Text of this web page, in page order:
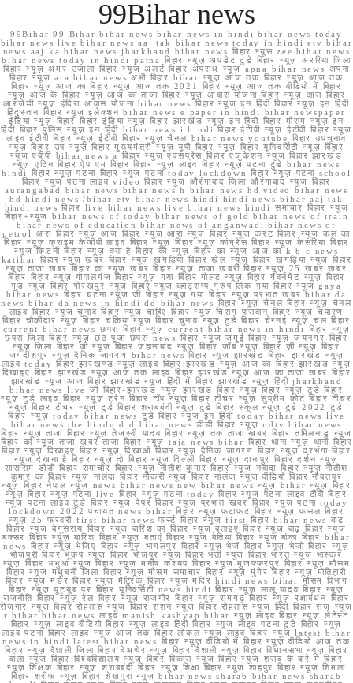
99Bihar news
99Bihar 99 Bihar bihar news bihar news in hindi bihar news today
bihar news live bihar news aaj tak bihar news today in hindi etv bihar
news aaj ka bihar news jharkhand bihar news बिहार न्यूस zee bihar news
bihar news today in hindi patna बिहार न्यूज़ अपडेट टुडे बिहार न्यूज़ अररिया जिला
बिहार न्यूज़ अमर उजाला बिहार न्यूज़ अलर्ट बिहार अपराध न्यूज़ apna bihar news अपना
बिहार न्यूज़ ara bihar news अभी बिहार bihar न्यूज़ आज तक बिहार न्यूज़ आज तक
बिहार न्यूज़ आज का बिहार न्यूज़ आज तक 2021 बिहार न्यूज़ आज तक वीडियो में बिहार
न्यूज़ आज के बिहार न्यूज़ आज का ताजा बिहार न्यूज़ आवास योजना बिहार न्यूज़ आरा बिहार
आरजेडी न्यूज़ इंदिरा आवास योजना bihar news बिहार न्यूज़ इन हिंदी बिहार न्यूज़ इन हिंदी
हिंदुस्तान बिहार न्यूज़ इलेक्शन bihar news e paper in hindi bihar newspaper
इंडिया न्यूज़ बिहार बिहार इंडिया न्यूज़ बिहार झारखंड न्यूज़ इन हिंदी बिहार मौसम न्यूज़ इन
हिंदी बिहार पुलिस न्यूज़ इन हिंदी bihar news i hindi बिहार ईटीवी न्यूज़ ईटीवी बिहार न्यूज़
लाइव ईटीवी बिहार न्यूज़ ईटीवी बिहार न्यूज़ चैनल bihar news youtube बिहार उपचुनाव
न्यूज़ बिहार उप न्यूज़ बिहार मुख्यमंत्री न्यूज़ यूपी बिहार न्यूज़ बिहार यूनिवर्सिटी न्यूज़ बिहार
न्यूज़ एबीपी bihar news a बिहार न्यूज़ एक्सप्रेस बिहार एजुकेशन न्यूज़ बिहार झारखंड
न्यूज़ एटिन बिहार ऐप एम बिहार बिहार न्यूज़ लाइव बिहार न्यूज़ पटना टुडे bihar news
hindi बिहार न्यूज़ पटना बिहार न्यूज़ पटना today lockdown बिहार न्यूज़ पटना school
बिहार न्यूज़ पटना लाइव video बिहार न्यूज़ औरंगाबाद जिला औरंगाबाद न्यूज़ बिहार
aurangabad bihar news bihar news h bihar news hd video bihar news
hd hindi news /bihar etv bihar news hindi hindi news bihar aaj tak
hindi news बिहार live bihar news live bihar news hindi समाचार बिहार न्यूज़
बिहार+न्यूज़ bihar news of today bihar news of gold bihar news of train
bihar news of education bihar news of anganwadi bihar news of
petrol आरा बिहार न्यूज़ आज बिहार न्यूज़ आरा न्यूज़ बिहार न्यूज़ करंट बिहार न्यूज़ कल का
बिहार न्यूज़ क्राइम केजीपी लाइव बिहार न्यूज़ बिहार न्यूज़ कांग्रेस बिहार न्यूज़ केसरिया बिहार
न्यूज़ किडनी बिहार न्यूज़ क्या है बिहार की न्यूज़ बिहार का न्यूज़ आज का k b c news
katihar बिहार न्यूज़ खबर बिहार न्यूज़ खगड़िया बिहार खेल न्यूज़ बिहार खगड़िया न्यूज़ बिहार
न्यूज़ ताजा खबर बिहार का न्यूज़ खबर बिहार न्यूज़ ताजा खबरी बिहार न्यूज़ 25 खबर खबर
बिहार बिहार न्यूज़ गोपालगंज बिहार न्यूज़ गया बिहार गोल्ड न्यूज़ बिहार गवर्नमेंट न्यूज़ बिहार
गुड न्यूज़ बिहार गोरखपुर न्यूज़ बिहार न्यूज़ व्हाट्सप्प ग्रुप लिंक गया बिहार न्यूज़ gaya
bihar news बिहार घटना न्यूज़ जी बिहार न्यूज़ गया बिहार न्यूज़ प्रभात खबर bihar da
news bihar da news in hindi dd bihar news बिहार न्यूज़ चैनल बिहार न्यूज़ चैनल
लाइव बिहार न्यूज़ चुनाव बिहार न्यूज़ चाहिए बिहार न्यूज़ चिराग पासवान बिहार न्यूज़ चंपारण
बिहार चौकीदार न्यूज़ बिहार चकिया न्यूज़ बिहार चुनाव न्यूज़ टुडे बिहार चेन्नई न्यूज़ चल बिहार
current bihar news छपरा बिहार न्यूज़ current bihar news in hindi बिहार न्यूज़
छपरा जिला बिहार न्यूज़ छठ पूजा छपरा news बिहार न्यूज़ जमुई बिहार न्यूज़ जयनगर बिहार
न्यूज़ जिला बिहार जी न्यूज़ बिहार जहानाबाद न्यूज़ बिहार जॉब न्यूज़ बिहार ज़ी न्यूज़ बिहार
जगदीशपुर न्यूज़ दैनिक जागरण bihar news बिहार न्यूज़ झारखंड बिहार-झारखंड न्यूज़
लाइव today बिहार झारखण्ड न्यूज़ लाइव बिहार झारखंड न्यूज़ आज का बिहार झारखंड न्यूज़
दिखाइए बिहार झारखंड न्यूज़ आज तक लाइव बिहार झारखंड न्यूज़ आज का ताजा खबर बिहार
झारखंड न्यूज़ आज बिहार झारखंड न्यूज़ हिंदी में बिहार झारखंड न्यूज़ हिंदी jharkhand
bihar news live जी बिहार-झारखंड न्यूज़ झारखंड बिहार न्यूज़ बिहार न्यूज़ टुडे बिहार
न्यूज़ टुडे लाइव बिहार न्यूज़ ट्रेन बिहार टॉप न्यूज़ बिहार टीचर न्यूज़ सुप्रीम कोर्ट बिहार टीचर
न्यूज़ बिहार टीचर न्यूज़ टुडे बिहार शराबबंदी न्यूज़ टुडे बिहार स्कूल न्यूज़ टुडे 2022 टुडे
बिहार न्यूज़ today bihar news टुडे बिहार न्यूज़ इन हिंदी today bihar news live
bihar news the hindu d d bihar news डीडी बिहार न्यूज़ ndtv bihar news
बिहार न्यूज़ ताजा बिहार न्यूज़ तेजस्वी यादव बिहार न्यूज़ तक ताजा खबर बिहार तमिलनाडु न्यूज़
बिहार का न्यूज़ ताजा खबर ताजा बिहार न्यूज़ taja news bihar बिहार थाना न्यूज़ थाना बिहार
बिहार न्यूज़ दिखाइए बिहार न्यूज़ दिखाओ बिहार न्यूज़ दैनिक जागरण बिहार न्यूज़ दरभंगा बिहार
न्यूज़ देखना है बिहार न्यूज़ दो बिहार न्यूज़ दिल्ली बिहार न्यूज़ दानापुर बिहार दर्शन न्यूज़
सासाराम डीडी बिहार समाचार बिहार न्यूज़ नीतीश कुमार बिहार न्यूज़ नवादा बिहार न्यूज़ नीतीश
कुमार का बिहार न्यूज़ नालंदा बिहार नौकरी न्यूज़ बिहार नालंदा न्यूज़ वीडियो बिहार नौबतपुर
न्यूज़ बिहार नेपाल न्यूज़ news bihar news new bihar news न्यूज़ bihar न्यूज़ बिहार
न्यूज़ बिहार न्यूज़ पटना live बिहार न्यूज़ पटना today बिहार न्यूज़ पटना लाइव टीवी बिहार
न्यूज़ पटना लाइव टुडे बिहार न्यूज़ पेपर बिहार न्यूज़ प्रभात खबर बिहार न्यूज़ पटना today
lockdown 2022 पंचायत news bihar बिहार न्यूज़ फटाफट बिहार न्यूज़ फसल बिहार
न्यूज़ 25 फरवरी first bihar news फर्स्ट बिहार न्यूज़ first बिहार bihar news बाढ़
बिहार न्यूज़ बेगूसराय बिहार न्यूज़ बारिश का बिहार न्यूज़ बताइए बिहार न्यूज़ बाढ़ बिहार न्यूज़
बक्सर बिहार न्यूज़ बारिश बिहार न्यूज़ बताएं बिहार न्यूज़ बेतिया बिहार न्यूज़ बांका बिहार bihar
news बिहार न्यूज़ भेजिए बिहार न्यूज़ भागलपुर बिहार न्यूज़ भेजें बिहार न्यूज़ भेजो बिहार न्यूज़
भोजपुरी बिहार भूकंप न्यूज़ बिहार भोजपुर न्यूज़ बिहार भर्ती न्यूज़ बिहार भारत न्यूज़ भास्कर
न्यूज़ बिहार भभुआ न्यूज़ बिहार न्यूज़ मनीष कश्यप बिहार न्यूज़ मुजफ्फरपुर बिहार न्यूज़ मौसम
बिहार न्यूज़ मधुबनी जिला बिहार न्यूज़ मौसम समाचार बिहार न्यूज़ मुंगेर बिहार न्यूज़ मोतिहारी
बिहार न्यूज़ मर्डर बिहार न्यूज़ मैट्रिक बिहार न्यूज़ मंदिर hindi news bihar मौसम विभाग
बिहार न्यूज़ यूट्यूब पर बिहार यूनिवर्सिटी news hindi बिहार न्यूज़ लालू यादव बिहार न्यूज़
राजनीति बिहार न्यूज़ रेल बिहार न्यूज़ राजगीर बिहार न्यूज़ रामगढ़ बिहार न्यूज़ रक्षाबंधन बिहार
रोजगार न्यूज़ बिहार रोहतास न्यूज़ बिहार राशन न्यूज़ बिहार रोहतास न्यूज़ हिंदी बिहार राज न्यूज़
r bihar bihar news लाइव manish kashyap bihar न्यूज़ लाइव बिहार न्यूज़ लेटेस्ट
बिहार न्यूज़ लाइव वीडियो बिहार न्यूज़ लाइव हिंदी बिहार न्यूज़ लाइव पटना टुडे बिहार न्यूज़
लाइव पटना बिहार लाइव न्यूज़ आज तक बिहार लोकल न्यूज़ लाइव बिहार न्यूज़ latest bihar
news in hindi latest bihar news बिहार न्यूज़ वीडियो में बिहार न्यूज़ वीडियो आज तक
बिहार न्यूज़ वैशाली जिला बिहार वेअथेर न्यूज़ बिहार वैशाली न्यूज़ बिहार विधानसभा न्यूज़ बिहार
वाला न्यूज़ बिहार विश्वविद्यालय न्यूज़ बिहार विकास न्यूज़ बिहार न्यूज़ शराब के बारे में बिहार
न्यूज़ शिक्षक बिहार न्यूज़ शराबबंदी बिहार न्यूज़ शिक्षा बिहार न्यूज़ शाहपुर बिहार न्यूज़ शिमला
बिहार शरीफ न्यूज़ बिहार शेखपुरा न्यूज़ bihar news sharab bihar news sharab